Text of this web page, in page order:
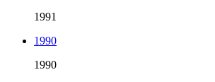
1991
1990
1990